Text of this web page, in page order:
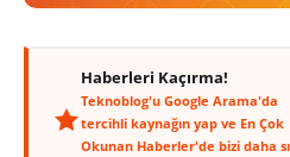
Haberleri Kaçırma!
Teknoblog'u Google Arama'da
tercihli kaynağın yap ve En Çok
Okunan Haberler'de bizi daha